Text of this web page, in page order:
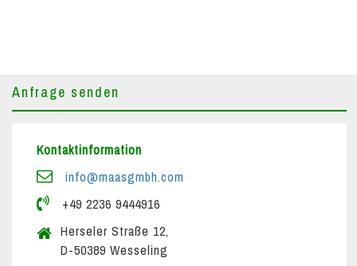
Anfrage senden
Kontaktinformation
info@maasgmbh.com
+49 2236 9444916
Herseler Straße 12,
D-50389 Wesseling